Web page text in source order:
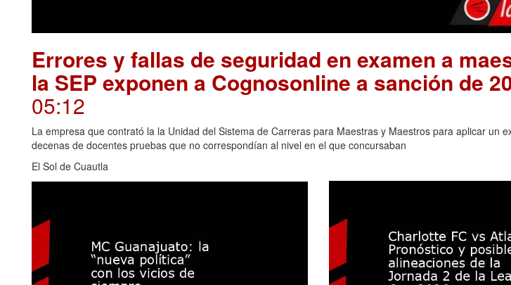
Errores y fallas de seguridad en examen a
la SEP exponen a Cognosonline a sanción de
05:12
La empresa que contrató la la Unidad del Sistema de Carreras para Maestras y Maestros para aplicar un
decenas de docentes pruebas que no correspondían al nivel en el que concursaban
El Sol de Cuautla